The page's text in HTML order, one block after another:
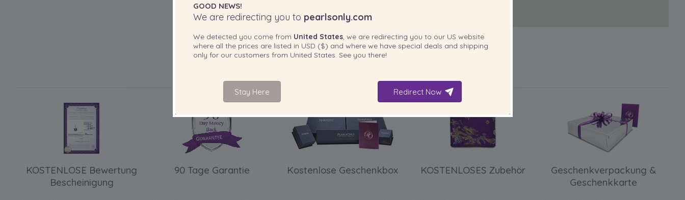
IN IHREM PRODUKT ENTHALTEN
KOSTENLOSE Bewertung
Bescheinigung
90 Tage Garantie Kostenlose Geschenkbox KOSTENLOSES Zubehör
Geschenkverpackung &
Geschenkkarte
GOOD NEWS!
We are redirecting you to pearlsonly.com
We detected you come from United States, we are redirecting you to our US website
where all the prices are listed in USD ($) and where we have special deals and shipping
only for our customers from United States . See you there!
Stay Here Redirect Now